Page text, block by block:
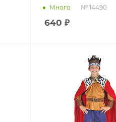
Много № 14490
640 ₽